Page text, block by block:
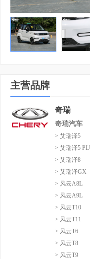
主营品牌
奇瑞
奇瑞汽车
> 艾瑞泽5
> 艾瑞泽5
> 艾瑞泽8
> 艾瑞泽GX
> 风云A8L
> 风云A9L
> 风云T10
> 风云T11
> 风云T6
> 风云T8
> 风云T9